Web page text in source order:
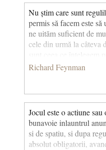
Nu știm care sunt
permis să facem este
ne uităm suficient de
cele din urmă la
CCC
Richard Feynman
Jocul este o actiune
bunavoie inlauntrul
si de spatiu, si dupa
absolut obligatorii,